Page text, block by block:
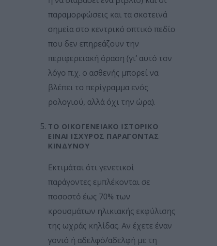
παραμορφώσεις και τα σκοτεινά
σημεία στο κεντρικό οπτικό πεδίο
που δεν επηρεάζουν την
περιφερειακή όραση (γι’ αυτό τον
λόγο π.χ. ο ασθενής μπορεί να
βλέπει το περίγραμμα ενός
ρολογιού, αλλά όχι την ώρα).
ΤΟ ΟΙΚΟΓΕΝΕΙΑΚΌ ΙΣΤΟΡΙΚΌ
ΕΊΝΑΙ ΙΣΧΥΡΌΣ ΠΑΡΆΓΟΝΤΑΣ
ΚΙΝΔΎΝΟΥ
Εκτιμάται ότι γενετικοί
παράγοντες εμπλέκονται σε
ποσοστό έως 70% των
κρουσμάτων ηλικιακής εκφύλισης
της ωχράς κηλίδας. Αν έχετε έναν
γονιό ή αδελφό/αδελφή με τη